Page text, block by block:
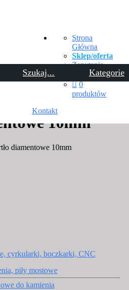
Szukaj... Kategorie
Strona
Główna
Sklep/oferta
Zapytania
Moje konto
0
produktów
Kontakt
10mm
diamentowe 10mm
cyrkularki, boczkarki, CNC
piły mostowe
do kamienia